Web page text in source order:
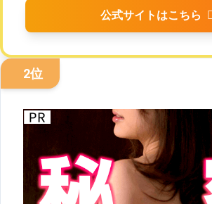
公式サイトはこちら
2位